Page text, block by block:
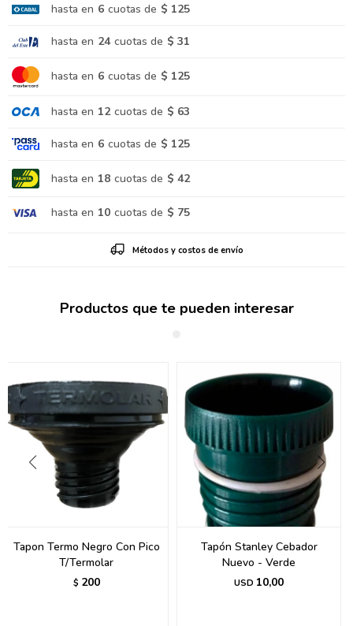
hasta en 6 cuotas de $ 125
hasta en 24 cuotas de $ 31
hasta en 6 cuotas de $ 125
hasta en 12 cuotas de $ 63
hasta en 6 cuotas de $ 125
hasta en 18 cuotas de $ 42
hasta en 10 cuotas de $ 75
Métodos y costos de envío
Productos que te pueden interesar
Tapon Termo Negro Con Pico
T/Termolar
$ 200
Tapón Stanley Cebador
Nuevo - Verde
USD 10,00